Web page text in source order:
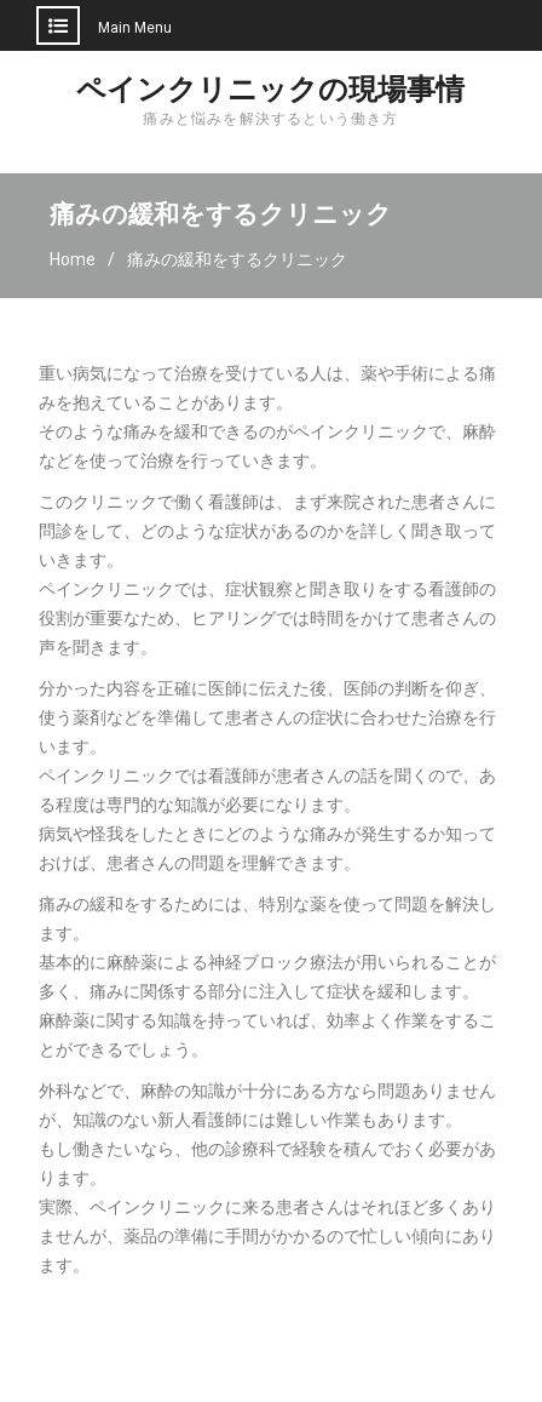
Main Menu
ペインクリニックの現場事情
痛みと悩みを解決するという働き方
痛みの緩和をするクリニック
Home 痛みの緩和をするクリニック
重い病気になって治療を受けている人は、薬や手術による痛
みを抱えていることがあります。
そのような痛みを緩和できるのがペインクリニックで、麻酔
などを使って治療を行っていきます。
このクリニックで働く看護師は、まず来院された患者さんに
問診をして、どのような症状があるのかを詳しく聞き取って
いきます。
ペインクリニックでは、症状観察と聞き取りをする看護師の
役割が重要なため、ヒアリングでは時間をかけて患者さんの
声を聞きます。
分かった内容を正確に医師に伝えた後、医師の判断を仰ぎ、
使う薬剤などを準備して患者さんの症状に合わせた治療を行
います。
ペインクリニックでは看護師が患者さんの話を聞くので、あ
る程度は専門的な知識が必要になります。
病気や怪我をしたときにどのような痛みが発生するか知って
おけば、患者さんの問題を理解できます。
痛みの緩和をするためには、特別な薬を使って問題を解決し
ます。
基本的に麻酔薬による神経ブロック療法が用いられることが
多く、痛みに関係する部分に注入して症状を緩和します。
麻酔薬に関する知識を持っていれば、効率よく作業をするこ
とができるでしょう。
外科などで、麻酔の知識が十分にある方なら問題ありません
が、知識のない新人看護師には難しい作業もあります。
もし働きたいなら、他の診療科で経験を積んでおく必要があ
ります。
実際、ペインクリニックに来る患者さんはそれほど多くあり
ませんが、薬品の準備に手間がかかるので忙しい傾向にあり
ます。